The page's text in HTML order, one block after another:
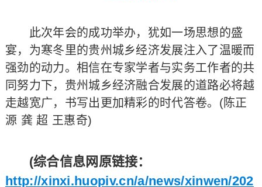
此次年会的成功举办，犹如一场思想的盛
宴，为寒冬里的贵州城乡经济发展注入了温暖而
强劲的动力。相信在专家学者与实务工作者的共
同努力下，贵州城乡经济融合发展的道路必将越
走越宽广，书写出更加精彩的时代答卷。(陈正
源 龚 超 王惠奇)
(综合信息网原链接：
http://xinxi.huopiv.cn/a/news/xinwen/202